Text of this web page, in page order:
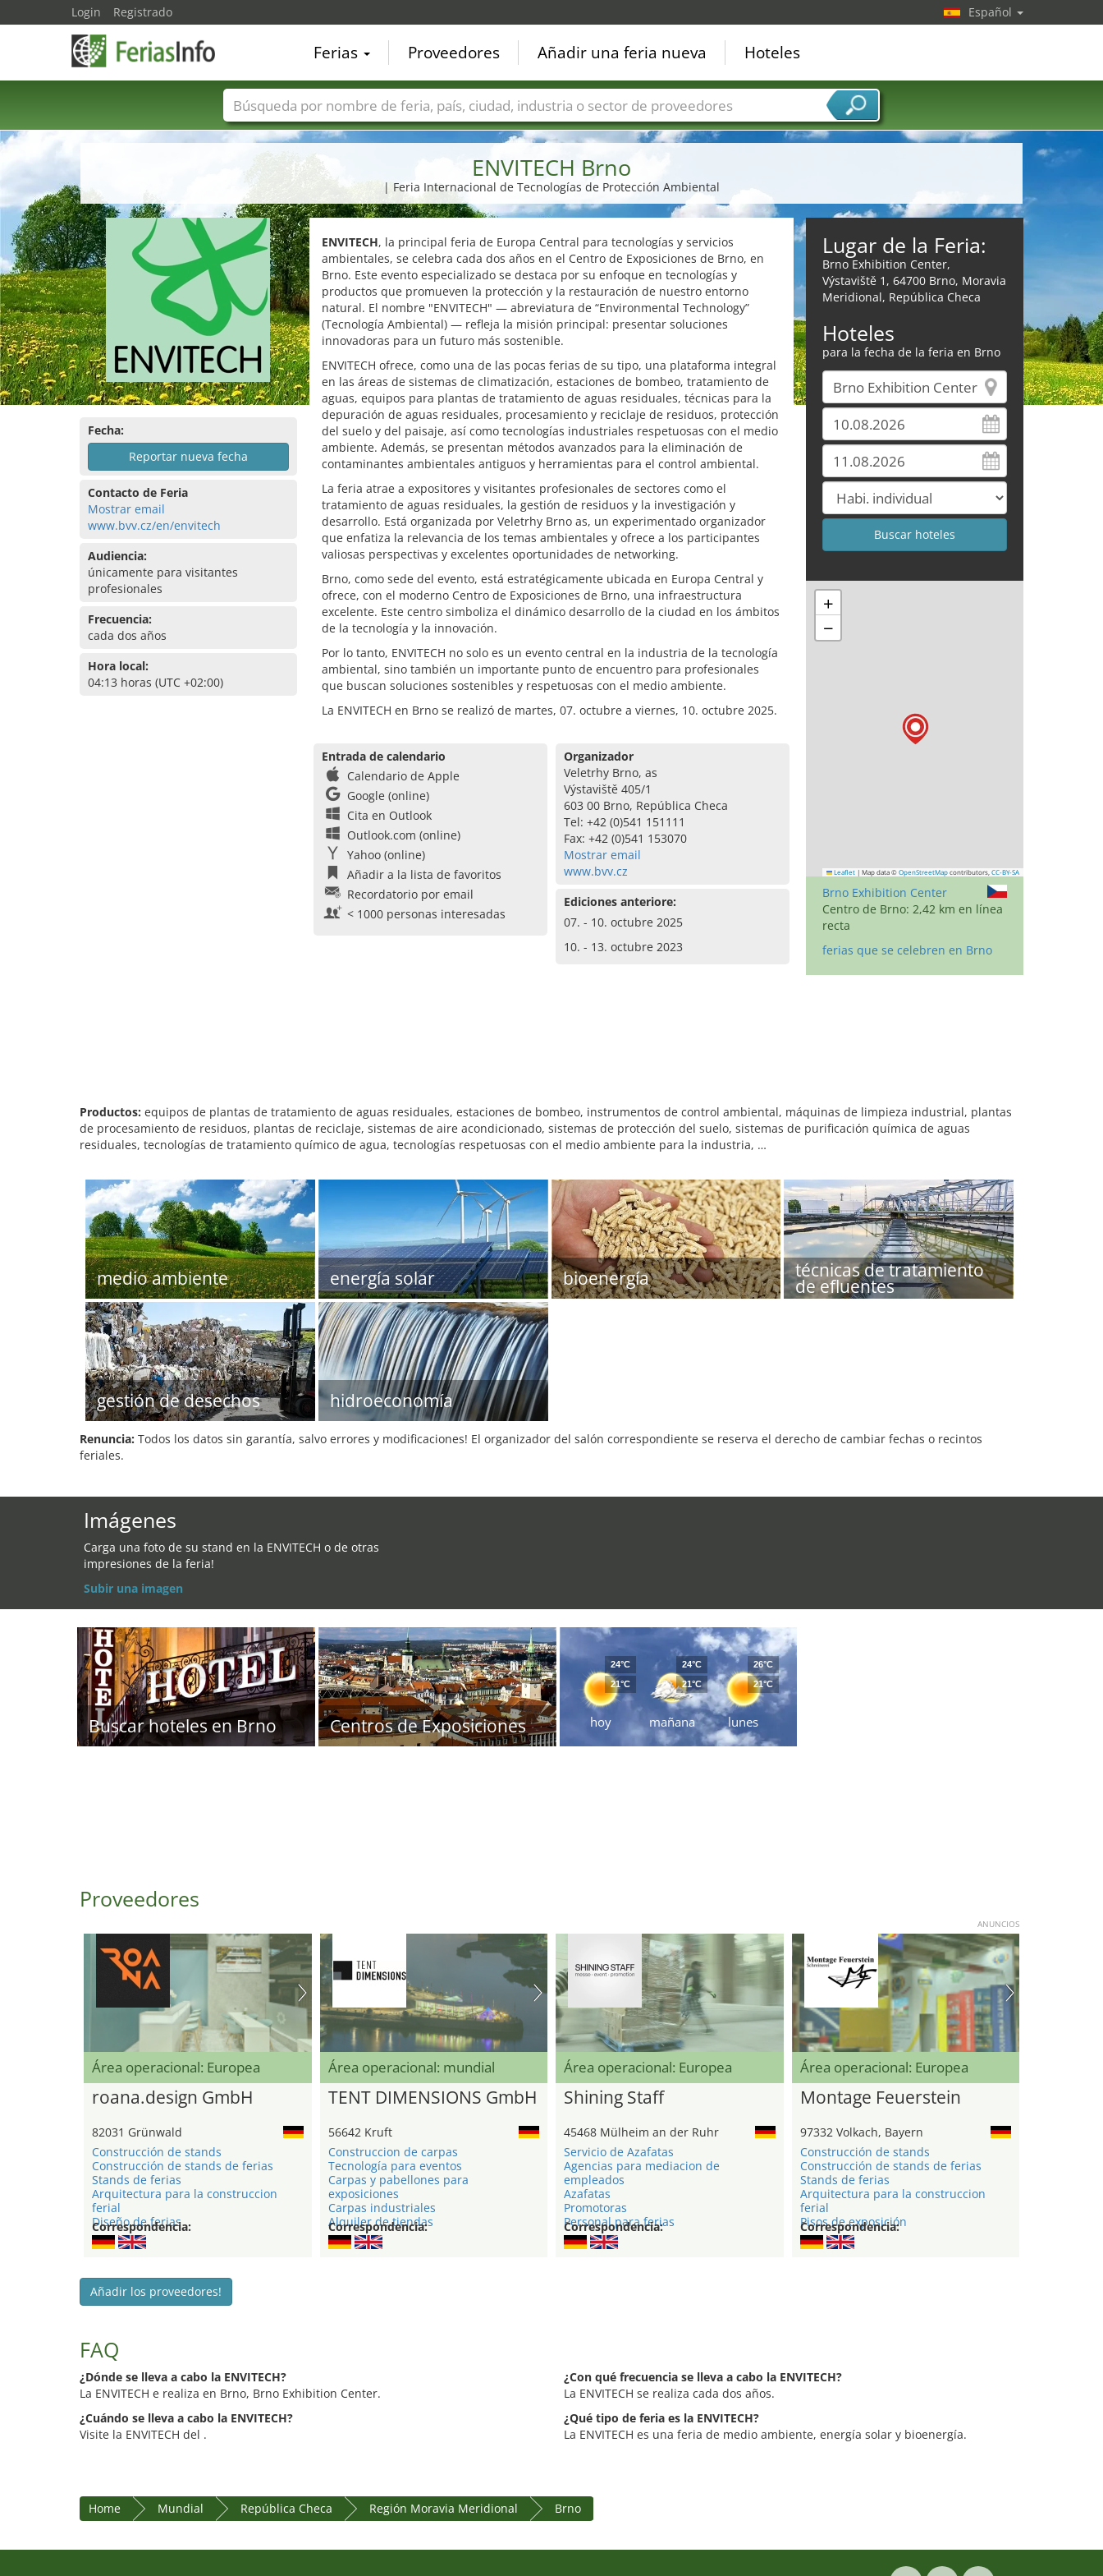
ENVITECH Brno
| Feria Internacional de Tecnologías de Protección Ambiental
Fecha:
Reportar nueva fecha
Contacto de Feria
Mostrar email
www.bvv.cz/en/envitech
Audiencia:
únicamente para visitantes
profesionales
Frecuencia:
cada dos años
Hora local:
04:13 horas (UTC +02:00)
ENVITECH, la principal feria de Europa Central para tecnologías y servicios
ambientales, se celebra cada dos años en el Centro de Exposiciones de Brno, en
Brno. Este evento especializado se destaca por su enfoque en tecnologías y
productos que promueven la protección y la restauración de nuestro entorno
natural. El nombre "ENVITECH" — abreviatura de “Environmental Technology”
(Tecnología Ambiental) — refleja la misión principal: presentar soluciones
innovadoras para un futuro más sostenible.
ENVITECH ofrece, como una de las pocas ferias de su tipo, una plataforma integral
en las áreas de sistemas de climatización, estaciones de bombeo, tratamiento de
aguas, equipos para plantas de tratamiento de aguas residuales, técnicas para la
depuración de aguas residuales, procesamiento y reciclaje de residuos, protección
del suelo y del paisaje, así como tecnologías industriales respetuosas con el medio
ambiente. Además, se presentan métodos avanzados para la eliminación de
contaminantes ambientales antiguos y herramientas para el control ambiental.
La feria atrae a expositores y visitantes profesionales de sectores como el
tratamiento de aguas residuales, la gestión de residuos y la investigación y
desarrollo. Está organizada por Veletrhy Brno as, un experimentado organizador
que enfatiza la relevancia de los temas ambientales y ofrece a los participantes
valiosas perspectivas y excelentes oportunidades de networking.
Brno, como sede del evento, está estratégicamente ubicada en Europa Central y
ofrece, con el moderno Centro de Exposiciones de Brno, una infraestructura
excelente. Este centro simboliza el dinámico desarrollo de la ciudad en los ámbitos
de la tecnología y la innovación.
Por lo tanto, ENVITECH no solo es un evento central en la industria de la tecnología
ambiental, sino también un importante punto de encuentro para profesionales
que buscan soluciones sostenibles y respetuosas con el medio ambiente.
La ENVITECH en Brno se realizó de martes, 07. octubre a viernes, 10. octubre 2025.
Entrada de calendario
Calendario de Apple
Google (online)
Cita en Outlook
Outlook.com (online)
Yahoo (online)
Añadir a la lista de favoritos
Recordatorio por email
< 1000 personas interesadas
Organizador
Veletrhy Brno, as
Výstaviště 405/1
603 00 Brno, República Checa
Tel: +42 (0)541 151111
Fax: +42 (0)541 153070
Mostrar email
www.bvv.cz
Ediciones anteriore:
07. - 10. octubre 2025
10. - 13. octubre 2023
Lugar de la Feria:
Brno Exhibition Center,
Výstaviště 1, 64700 Brno, Moravia
Meridional, República Checa
Hoteles
para la fecha de la feria en Brno
+
−
Leaflet | Map data © OpenStreetMap contributors, CC-BY-SA
Brno Exhibition Center
Centro de Brno: 2,42 km en línea
recta
ferias que se celebren en Brno
Productos: equipos de plantas de tratamiento de aguas residuales, estaciones de bombeo, instrumentos de control ambiental, máquinas de limpieza industrial, plantas
de procesamiento de residuos, plantas de reciclaje, sistemas de aire acondicionado, sistemas de protección del suelo, sistemas de purificación química de aguas
residuales, tecnologías de tratamiento químico de agua, tecnologías respetuosas con el medio ambiente para la industria, …
medio ambiente energía solar bioenergía técnicas de tratamiento
de efluentes
gestión de desechos hidroeconomía
Renuncia: Todos los datos sin garantía, salvo errores y modificaciones! El organizador del salón correspondiente se reserva el derecho de cambiar fechas o recintos
feriales.
Imágenes
Carga una foto de su stand en la ENVITECH o de otras
impresiones de la feria!
Subir una imagen
Buscar hoteles en Brno Centros de Exposiciones hoy
24°C
21°C
mañana
24°C
21°C
lunes
26°C
21°C
Proveedores
ANUNCIOS
Área operacional: Europea
roana.design GmbH
82031 Grünwald
Construcción de stands
Construcción de stands de ferias
Stands de ferias
Arquitectura para la construccion
ferial
Diseño de ferias
Correspondencia:
Área operacional: mundial
TENT DIMENSIONS GmbH
56642 Kruft
Construccion de carpas
Tecnología para eventos
Carpas y pabellones para
exposiciones
Carpas industriales
Alquiler de tiendas
Correspondencia:
Área operacional: Europea
Shining Staff
45468 Mülheim an der Ruhr
Servicio de Azafatas
Agencias para mediacion de
empleados
Azafatas
Promotoras
Personal para ferias
Correspondencia:
Área operacional: Europea
Montage Feuerstein
97332 Volkach, Bayern
Construcción de stands
Construcción de stands de ferias
Stands de ferias
Arquitectura para la construccion
ferial
Pisos de exposición
Correspondencia:
Añadir los proveedores!
FAQ
¿Dónde se lleva a cabo la ENVITECH?
La ENVITECH e realiza en Brno, Brno Exhibition Center.
¿Cuándo se lleva a cabo la ENVITECH?
Visite la ENVITECH del .
¿Con qué frecuencia se lleva a cabo la ENVITECH?
La ENVITECH se realiza cada dos años.
¿Qué tipo de feria es la ENVITECH?
La ENVITECH es una feria de medio ambiente, energía solar y bioenergía.
Home Mundial República Checa Región Moravia Meridional Brno
Login Registrado Español
Ferias Proveedores Añadir una feria nueva Hoteles
Nombres de ferias Países Ciudades Sectores de ferias Sectores de proveedor de servicios